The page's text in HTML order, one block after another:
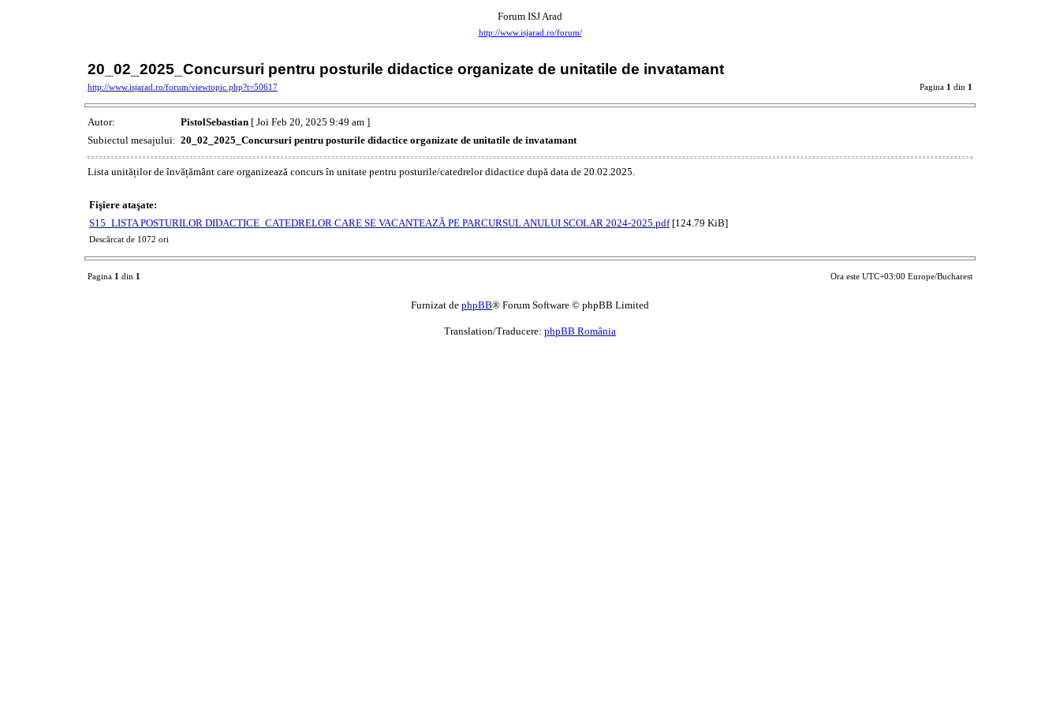
Forum ISJ Arad
http://www.isjarad.ro/forum/
20_02_2025_Concursuri pentru posturile didactice organizate de unitatile de invatamant
http://www.isjarad.ro/forum/viewtopic.php?t=50617 Pagina 1 din 1
Autor: PistolSebastian [ Joi Feb 20, 2025 9:49 am ]
Subiectul mesajului: 20_02_2025_Concursuri pentru posturile didactice organizate de unitatile de invatamant
Lista unităților de învățământ care organizează concurs în unitate pentru posturile/catedrelor didactice după data de 20.02.2025.
Fişiere ataşate:
S15_LISTA POSTURILOR DIDACTICE_CATEDRELOR CARE SE VACANTEAZĂ PE PARCURSUL ANULUI SCOLAR 2024-2025.pdf[124.79 KiB]
Descărcat de 1072 ori
Pagina 1 din 1 Ora este UTC+03:00 Europe/Bucharest
Furnizat de phpBB® Forum Software © phpBB Limited
Translation/Traducere: phpBB România